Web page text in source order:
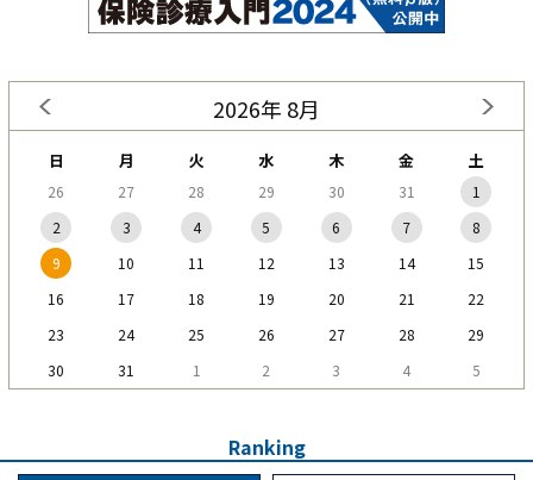
2026年 8月
日 月 火 水 木 金 土
26 27 28 29 30 31
1
2
3 4 5 6 7
8
9
10 11 12 13 14
15
16
17 18 19 20 21
22
23
24 25 26 27 28
29
30
31 1 2 3 4 5
Ranking